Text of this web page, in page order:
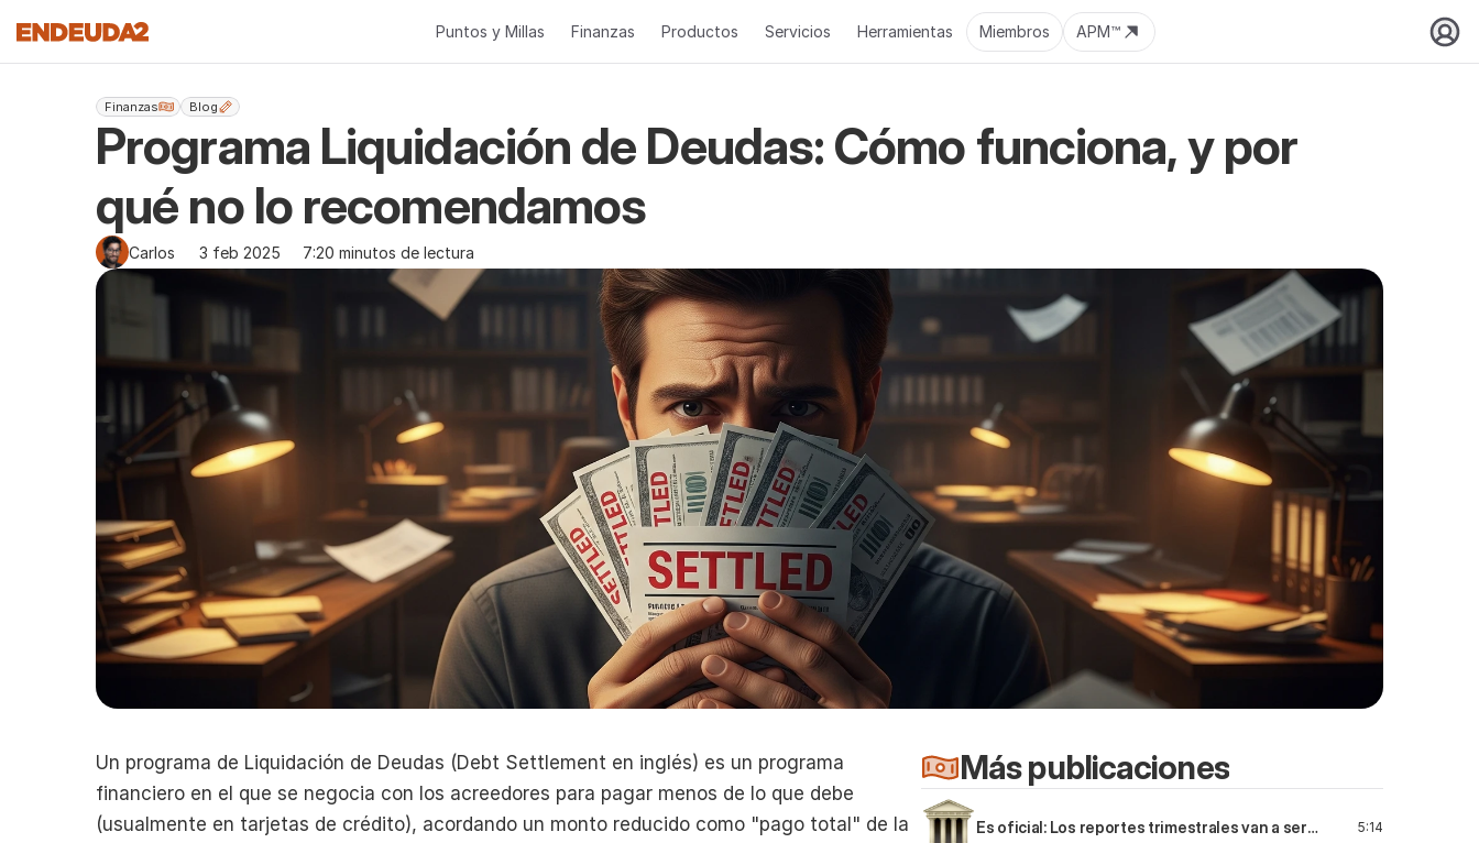
Puntos y Millas Finanzas Productos Servicios Herramientas Miembros APM™
Finanzas Blog
Programa Liquidación de Deudas: Cómo funciona, y por
qué no lo recomendamos
Carlos 3 feb 2025 7:20 minutos de lectura
Un programa de Liquidación de Deudas (Debt Settlement en inglés) es un programa
financiero en el que se negocia con los acreedores para pagar menos de lo que debe
(usualmente en tarjetas de crédito), acordando un monto reducido como "pago total" de la
Más publicaciones
Es oficial: Los reportes trimestrales van a ser
5:14